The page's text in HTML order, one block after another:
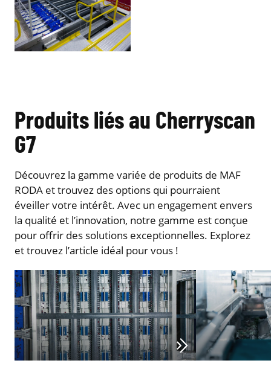
Produits liés au Cherryscan
G7
Découvrez la gamme variée de produits de MAF
RODA et trouvez des options qui pourraient
éveiller votre intérêt. Avec un engagement envers
la qualité et l’innovation, notre gamme est conçue
pour offrir des solutions exceptionnelles. Explorez
et trouvez l’article idéal pour vous !